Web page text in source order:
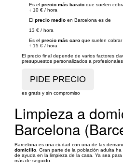
Es el precio más barato que suelen
↓ 10 € / hora
El precio medio en Barcelona es de
13 € / hora
Es el precio más caro que suelen
↑ 15 € / hora
El precio final depende de varios factores
presupuestos personalizados a
es gratis y sin compromiso
Limpieza a
Barcelona
Barcelona es una ciudad con una de las
domicilio . Gran parte de la población adulta
de ayuda en la limpieza de la casa. Ya sea
más de seguido.